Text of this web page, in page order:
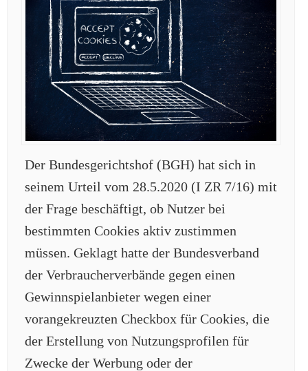
Der Bundesgerichtshof (BGH) hat sich in
seinem Urteil vom 28.5.2020 (I ZR 7/16) mit
der Frage beschäftigt, ob Nutzer bei
bestimmten Cookies aktiv zustimmen
müssen. Geklagt hatte der Bundesverband
der Verbraucherverbände gegen einen
Gewinnspielanbieter wegen einer
vorangekreuzten Checkbox für Cookies, die
der Erstellung von Nutzungsprofilen für
Zwecke der Werbung oder der